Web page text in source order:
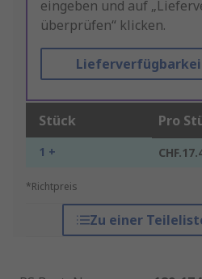
eingeben und auf
überprüfen“ klicken.
Stück Pro
1 +
*Richtpreis
Zu einer